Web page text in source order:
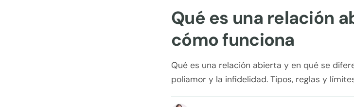
Qué es una relación
cómo funciona
Qué es una relación abierta y en qué se
poliamor y la infidelidad. Tipos, reglas y